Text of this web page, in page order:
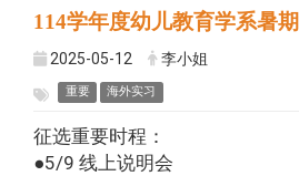
114学年度幼儿教育学系暑
2025-05-12 李小姐
重要 海外实习
征选重要时程：
●5/9 线上说明会